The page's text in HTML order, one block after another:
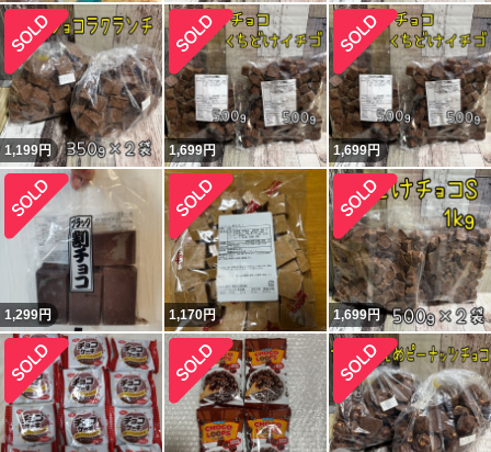
1,199円 1,699円 1,699円
1,299円 1,170円 1,699円